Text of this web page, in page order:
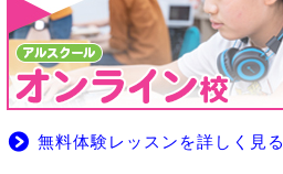
無料体験レッスンを詳しく見る